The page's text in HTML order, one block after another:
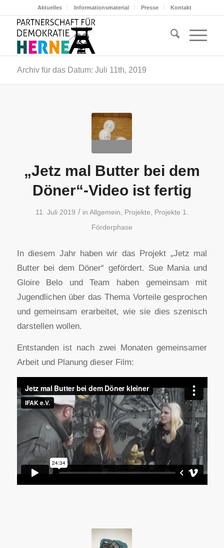
Aktuelles Informationsmaterial Presse Kontakt
Archiv für das Datum: Juli 11th, 2019
„Jetz mal Butter bei dem
Döner“-Video ist fertig
11. Juli 2019 / in Allgemein Projekte
Projekte 1.
Förderphase
In diesem Jahr haben wir das Projekt „Jetz mal
Butter bei dem Döner“ gefördert. Sue Mania und
Gloire Belo und Team haben gemeinsam mit
Jugendlichen über das Thema Vorteile gesprochen
und gemeinsam erarbeitet, wie sie dies szenisch
darstellen wollen.
Entstanden ist nach zwei Monaten gemeinsamer
Arbeit und Planung dieser Film: